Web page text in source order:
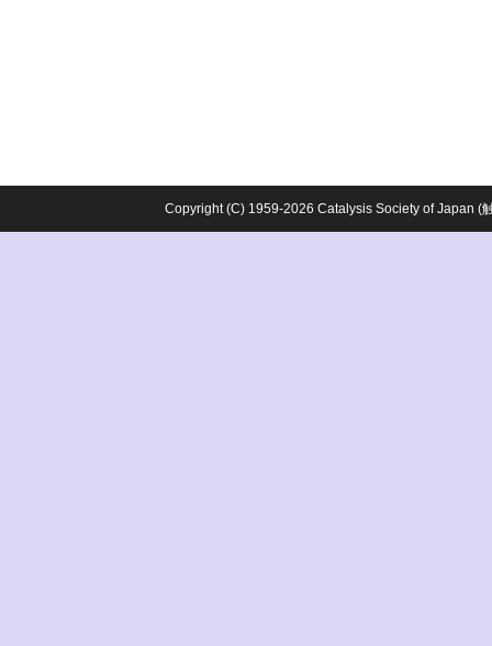
Copyright (C) 1959-2026 Catalysis Society of Japan (